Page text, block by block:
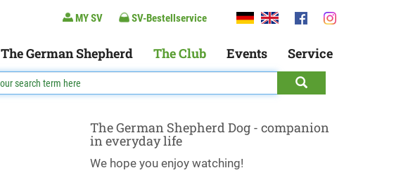
MY SV SV-Bestellservice
The German Shepherd The Club Events Service
The German Shepherd Dog - companion
in everyday life
We hope you enjoy watching!